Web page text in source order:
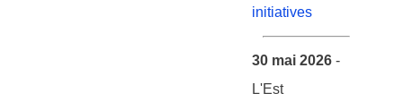
initiatives
30 mai 2026 -
L'Est